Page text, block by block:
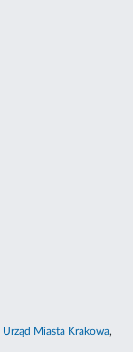
Urząd Miasta Krakowa,